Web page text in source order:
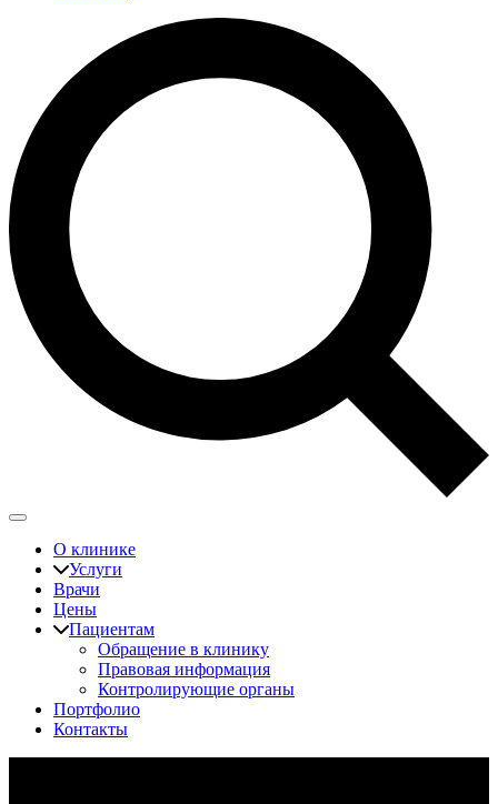
О клинике
Услуги
Врачи
Цены
Пациентам
Обращение в клинику
Правовая информация
Контролирующие органы
Портфолио
Контакты